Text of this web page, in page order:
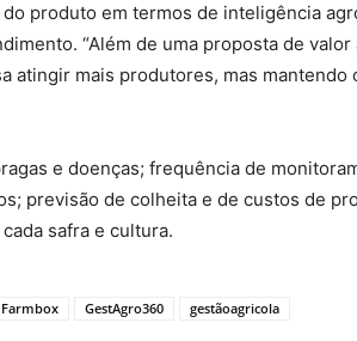
produto em termos de inteligência
“Além de uma proposta de valor
atingir mais produtores, mas mantendo
e doenças; frequência de
previsão de colheita e de custos de
safra e cultura.
Farmbox GestAgro360
gestãoagricola